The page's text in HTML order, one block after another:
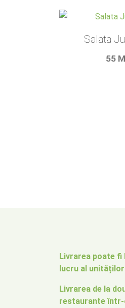
Salata
55
Livrarea poate fi
lucru al
Livrarea de la
restaurante într-